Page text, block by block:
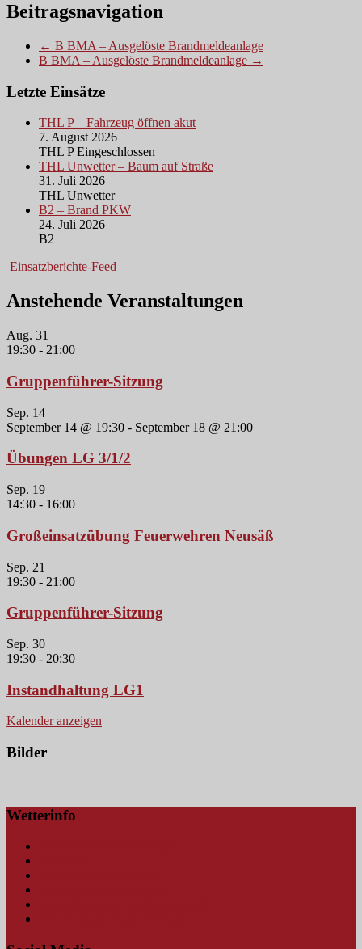
Beitragsnavigation
← B BMA – Ausgelöste Brandmeldeanlage
B BMA – Ausgelöste Brandmeldeanlage →
Letzte Einsätze
THL P – Fahrzeug öffnen akut
7. August 2026
THL P Eingeschlossen
THL Unwetter – Baum auf Straße
31. Juli 2026
THL Unwetter
B2 – Brand PKW
24. Juli 2026
B2
Einsatzberichte-Feed
Anstehende Veranstaltungen
Aug. 31
19:30 - 21:00
Gruppenführer-Sitzung
Sep. 14
September 14 @ 19:30 - September 18 @ 21:00
Übungen LG 3/1/2
Sep. 19
14:30 - 16:00
Großeinsatzübung Feuerwehren Neusäß
Sep. 21
19:30 - 21:00
Gruppenführer-Sitzung
Sep. 30
19:30 - 20:30
Instandhaltung LG1
Kalender anzeigen
Bilder
Wetterinfo